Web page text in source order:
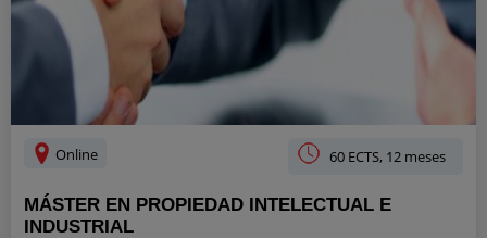
Online 60 ECTS, 12 meses
MÁSTER EN PROPIEDAD INTELECTUAL E
INDUSTRIAL